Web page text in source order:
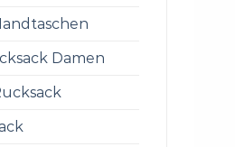
Damen